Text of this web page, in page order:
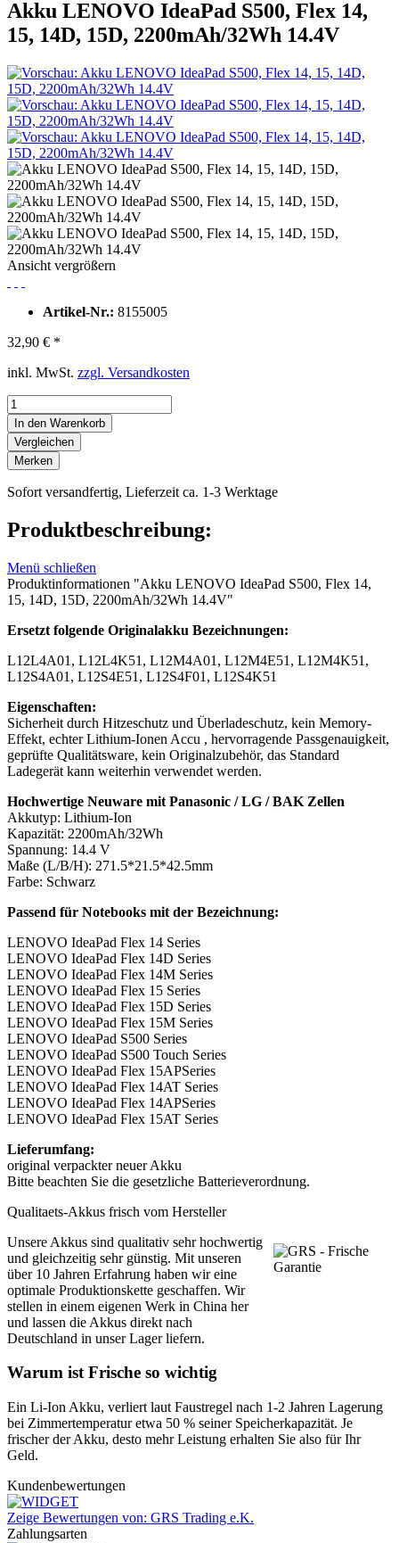
Akku LENOVO IdeaPad S500, Flex 14,
15, 14D, 15D, 2200mAh/32Wh 14.4V
Ansicht vergrößern
Artikel-Nr.: 8155005
32,90 € *
inkl. MwSt. zzgl. Versandkosten
In den Warenkorb
Vergleichen
Merken
Sofort versandfertig, Lieferzeit ca. 1-3 Werktage
Produktbeschreibung:
Menü schließen
Produktinformationen "Akku LENOVO IdeaPad S500, Flex 14,
15, 14D, 15D, 2200mAh/32Wh 14.4V"
Ersetzt folgende Originalakku Bezeichnungen:
L12L4A01, L12L4K51, L12M4A01, L12M4E51, L12M4K51,
L12S4A01, L12S4E51, L12S4F01, L12S4K51
Eigenschaften:
Sicherheit durch Hitzeschutz und Überladeschutz, kein Memory-
Effekt, echter Lithium-Ionen Accu , hervorragende Passgenauigkeit,
geprüfte Qualitätsware, kein Originalzubehör, das Standard
Ladegerät kann weiterhin verwendet werden.
Hochwertige Neuware mit Panasonic / LG / BAK Zellen
Akkutyp: Lithium-Ion
Kapazität: 2200mAh/32Wh
Spannung: 14.4 V
Maße (L/B/H): 271.5*21.5*42.5mm
Farbe: Schwarz
Passend für Notebooks mit der Bezeichnung:
LENOVO IdeaPad Flex 14 Series
LENOVO IdeaPad Flex 14D Series
LENOVO IdeaPad Flex 14M Series
LENOVO IdeaPad Flex 15 Series
LENOVO IdeaPad Flex 15D Series
LENOVO IdeaPad Flex 15M Series
LENOVO IdeaPad S500 Series
LENOVO IdeaPad S500 Touch Series
LENOVO IdeaPad Flex 15APSeries
LENOVO IdeaPad Flex 14AT Series
LENOVO IdeaPad Flex 14APSeries
LENOVO IdeaPad Flex 15AT Series
Lieferumfang:
original verpackter neuer Akku
Bitte beachten Sie die gesetzliche Batterieverordnung.
Qualitaets-Akkus frisch vom Hersteller
Unsere Akkus sind qualitativ sehr hochwertig
und gleichzeitig sehr günstig. Mit unseren
über 10 Jahren Erfahrung haben wir eine
optimale Produktionskette geschaffen. Wir
stellen in einem eigenen Werk in China her
und lassen die Akkus direkt nach
Deutschland in unser Lager liefern.
Warum ist Frische so wichtig
Ein Li-Ion Akku, verliert laut Faustregel nach 1-2 Jahren Lagerung
bei Zimmertemperatur etwa 50 % seiner Speicherkapazität. Je
frischer der Akku, desto mehr Leistung erhalten Sie also für Ihr
Geld.
Kundenbewertungen
Zeige Bewertungen von: GRS Trading e.K.
Zahlungsarten